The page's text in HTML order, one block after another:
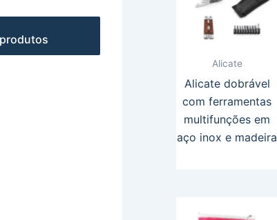
Alicate
Alicate dobrável
com ferramentas
multifunções em
aço inox e madeira